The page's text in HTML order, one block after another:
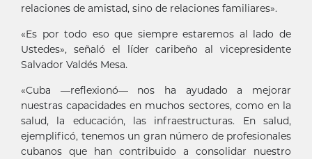
relaciones de amistad, sino de relaciones familiares».
«Es por todo eso que siempre estaremos al lado de
Ustedes», señaló el líder caribeño al vicepresidente
Salvador Valdés Mesa.
«Cuba —reflexionó— nos ha ayudado a mejorar
nuestras capacidades en muchos sectores, como en la
salud, la educación, las infraestructuras. En salud,
ejemplificó, tenemos un gran número de profesionales
cubanos que han contribuido a consolidar nuestro